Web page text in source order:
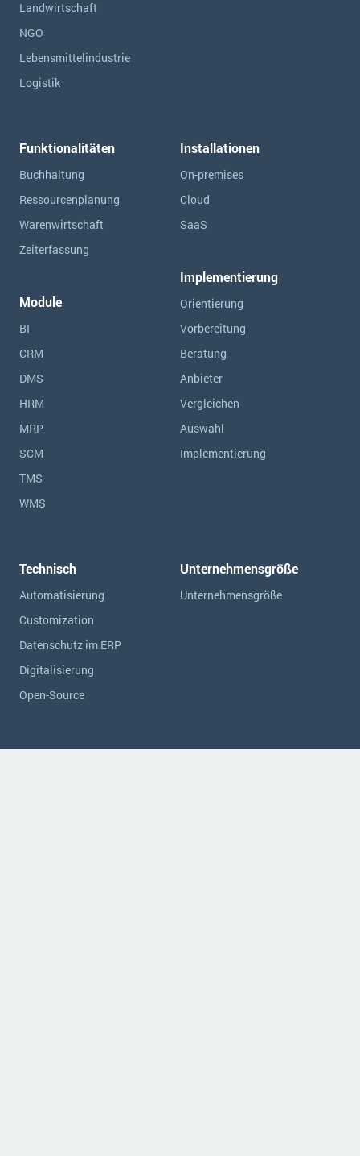
Landwirtschaft
NGO
Lebensmittelindustrie
Logistik
Funktionalitäten
Buchhaltung
Ressourcen­planung
Warenwirtschaft
Zeiterfassung
Module
BI
CRM
DMS
HRM
MRP
SCM
TMS
WMS
Installationen
On-premises
Cloud
SaaS
Implementierung
Orientierung
Vorbereitung
Beratung
Anbieter
Vergleichen
Auswahl
Implementierung
Technisch
Automatisierung
Customization
Datenschutz im ERP
Digitalisierung
Open-Source
Unternehmensgröße
Unternehmensgröße